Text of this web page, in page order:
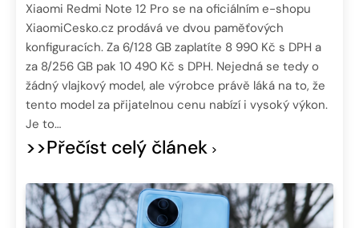
Xiaomi Redmi Note 12 Pro se na oficiálním e-shopu
XiaomiCesko.cz prodává ve dvou paměťových
konfiguracích. Za 6/128 GB zaplatíte 8 990 Kč s DPH a
za 8/256 GB pak 10 490 Kč s DPH. Nejedná se tedy o
žádný vlajkový model, ale výrobce právě láká na to, že
tento model za přijatelnou cenu nabízí i vysoký výkon.
Je to…
>>Přečíst celý článek